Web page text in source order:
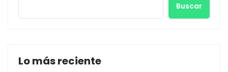
Buscar
Lo más reciente